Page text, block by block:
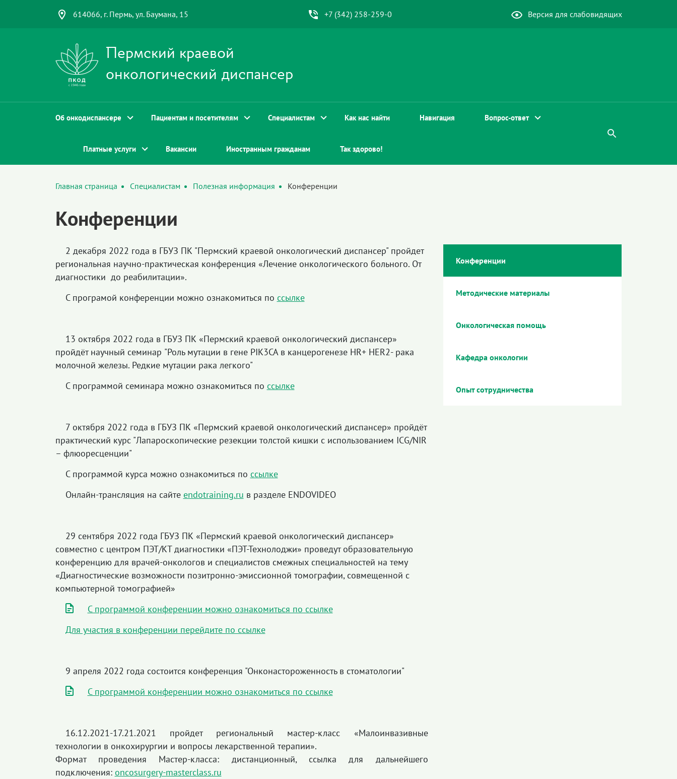
614066, г. Пермь, ул. Баумана, 15 +7 (342) 258-259-0 Версия для слабовидящих
Пермский краевой
онкологический диспансер
Об онкодиспансере Пациентам и посетителям Специалистам Как нас найти Навигация Вопрос-ответ
Платные услуги Вакансии Иностранным гражданам Так здорово!
Главная страница Специалистам Полезная информация Конференции
Конференции
2 декабря 2022 года в ГБУЗ ПК "Пермский краевой онкологический диспансер" пройдет
региональная научно-практическая конференция «Лечение онкологического больного. От
диагностики до реабилитации».
С програмой конференции можно ознакомиться по ссылке
13 октября 2022 года в ГБУЗ ПК «Пермский краевой онкологический диспансер»
пройдёт научный семинар "Роль мутации в гене PIK3CA в канцерогенезе HR+ HER2- рака
молочной железы. Редкие мутации рака легкого"
С программой семинара можно ознакомиться по ссылке
7 октября 2022 года в ГБУЗ ПК «Пермский краевой онкологический диспансер» пройдёт
практический курс "Лапароскопические резекции толстой кишки с использованием ICG/NIR
– флюоресценции"
С программой курса можно ознакомиться по ссылке
Онлайн-трансляция на сайте endotraining.ru в разделе ENDOVIDEO
29 сентября 2022 года ГБУЗ ПК «Пермский краевой онкологический диспансер»
совместно с центром ПЭТ/КТ диагностики «ПЭТ-Технолоджи» проведут образовательную
конференцию для врачей-онкологов и специалистов смежных специальностей на тему
«Диагностические возможности позитронно-эмиссионной томографии, совмещенной с
компьютерной томографией»
С программой конференции можно ознакомиться по ссылке
Для участия в конференции перейдите по ссылке
9 апреля 2022 года состоится конференция "Онконастороженность в стоматологии"
С программой конференции можно ознакомиться по ссылке
16.12.2021-17.21.2021 пройдет региональный мастер-класс «Малоинвазивные
технологии в онкохирургии и вопросы лекарственной терапии».
Формат проведения Мастер-класса: дистанционный, ссылка для дальнейшего
подключения: oncosurgery-masterclass.ru
Конференции
Методические материалы
Онкологическая помощь
Кафедра онкологии
Опыт сотрудничества